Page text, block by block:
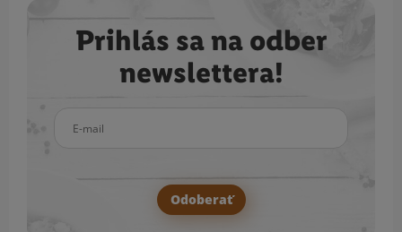
Prihlás sa na odber
newslettera!
Odoberať